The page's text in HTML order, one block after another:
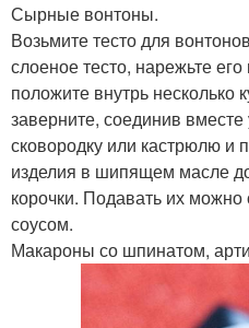
Сырные вонтоны.
Возьмите тесто для
слоеное тесто, нарежьте
положите внутрь несколько
заверните, соединив вместе
сковородку или кастрюлю и
изделия в шипящем масле
корочки. Подавать их
соусом.
Макароны со шпинатом,